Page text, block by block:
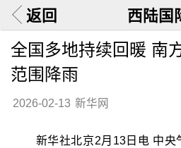
返回 西陆国
全国多地持续回暖 南
范围降雨
2026-02-13 新华网
新华社北京2月13日电 中央